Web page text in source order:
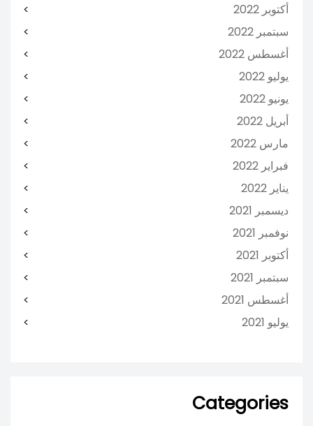
أكتوبر 2022
سبتمبر 2022
أغسطس 2022
يوليو 2022
يونيو 2022
أبريل 2022
مارس 2022
فبراير 2022
يناير 2022
ديسمبر 2021
نوفمبر 2021
أكتوبر 2021
سبتمبر 2021
أغسطس 2021
يوليو 2021
Categories